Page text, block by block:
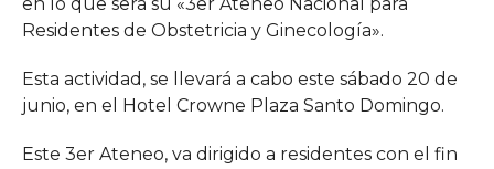
Residentes de Obstetricia y Ginecología».
Esta actividad, se llevará a cabo este sábado 20 de
junio, en el Hotel Crowne Plaza Santo Domingo.
Este 3er Ateneo, va dirigido a residentes con el fin